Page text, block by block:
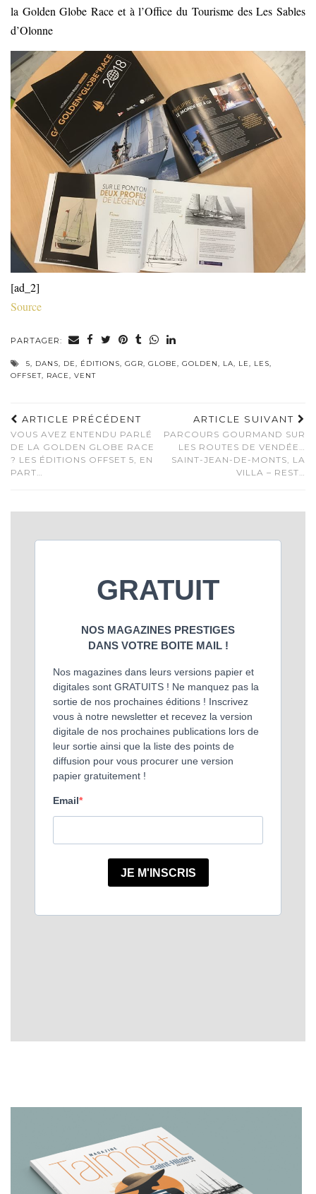
la Golden Globe Race et à l’Office du Tourisme des Les Sables
d’Olonne
[ad_2]
Source
PARTAGER:
5 DANS DE ÉDITIONS GGR GLOBE GOLDEN LA LE LES
OFFSET
RACE VENT
ARTICLE PRÉCÉDENT
VOUS AVEZ ENTENDU PARLÉ
DE LA GOLDEN GLOBE RACE
? LES ÉDITIONS OFFSET 5, EN
PART…
ARTICLE SUIVANT
PARCOURS GOURMAND SUR
LES ROUTES DE VENDÉE…
SAINT-JEAN-DE-MONTS, LA
VILLA – REST…